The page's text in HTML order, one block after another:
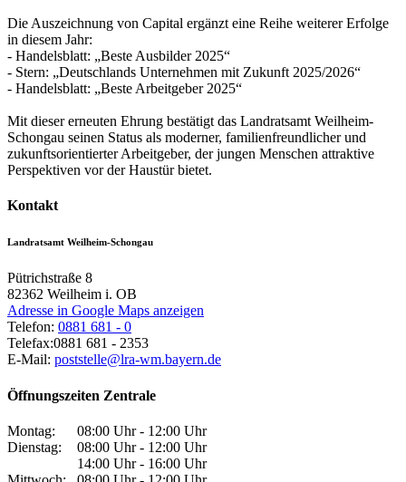
Die Auszeichnung von Capital ergänzt eine Reihe weiterer Erfolge
in diesem Jahr:
- Handelsblatt: „Beste Ausbilder 2025“
- Stern: „Deutschlands Unternehmen mit Zukunft 2025/2026“
- Handelsblatt: „Beste Arbeitgeber 2025“
Mit dieser erneuten Ehrung bestätigt das Landratsamt Weilheim-
Schongau seinen Status als moderner, familienfreundlicher und
zukunftsorientierter Arbeitgeber, der jungen Menschen attraktive
Perspektiven vor der Haustür bietet.
Kontakt
Landratsamt Weilheim-Schongau
Pütrichstraße 8
82362 Weilheim i. OB
Adresse in Google Maps anzeigen
Telefon: 0881 681 - 0
Telefax:0881 681 - 2353
E-Mail: poststelle@lra-wm.bayern.de
Öffnungszeiten Zentrale
Montag:
08:00 Uhr - 12:00 Uhr
Dienstag:
08:00 Uhr - 12:00 Uhr
14:00 Uhr - 16:00 Uhr